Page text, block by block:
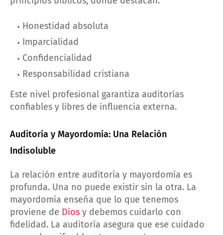
Honestidad absoluta
Imparcialidad
Confidencialidad
Responsabilidad cristiana
Este nivel profesional garantiza auditorías
confiables y libres de influencia externa.
Auditoría y Mayordomía: Una Relación
Indisoluble
La relación entre auditoría y mayordomía es
profunda. Una no puede existir sin la otra. La
mayordomía enseña que lo que tenemos
proviene de Dios y debemos cuidarlo con
fidelidad. La auditoría asegura que ese cuidado